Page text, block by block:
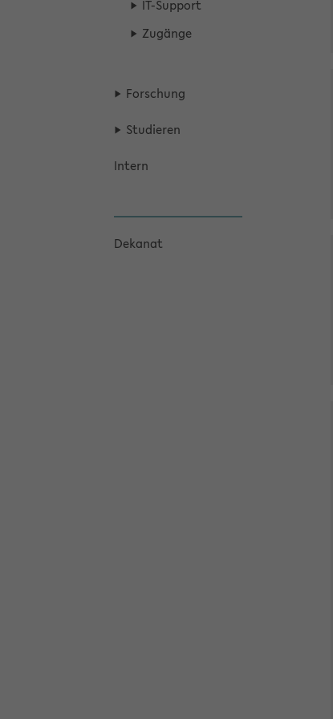
IT-​Support
Zu­gän­ge
For­schung
Stu­die­ren
In­tern
De­ka­nat